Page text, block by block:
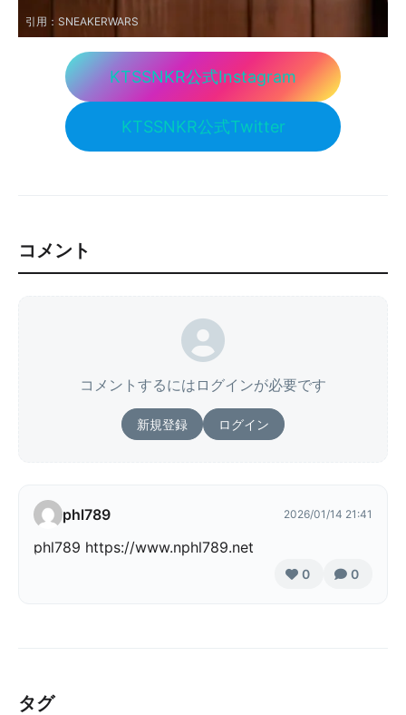
引用： SNEAKERWARS
KTSSNKR公式Instagram
KTSSNKR公式Twitter
コメント
コメントするにはログインが必要です
新規登録 ログイン
phl789 2026/01/14 21:41
phl789 https://www.nphl789.net
0 0
タグ